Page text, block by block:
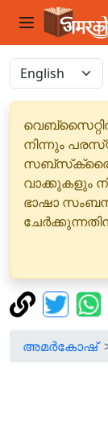
നിന്നും
വാക്കുകളും
ഭാഷാ
അമർകോഷ്